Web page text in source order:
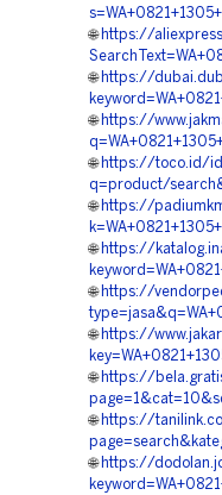
🌐 https://
🌐 https://
🌐 https://
🌐 https://toco.id/
q=product/
🌐 https://
🌐 https://
🌐 https://
🌐 https://
🌐 https://
🌐 https://
🌐 https://